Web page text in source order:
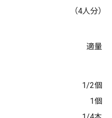
（4人分）
適量
1/2個
1個